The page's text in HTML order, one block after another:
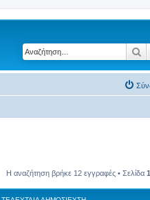
Η αναζήτηση βρήκε 12 εγγραφές • Σελίδα 1